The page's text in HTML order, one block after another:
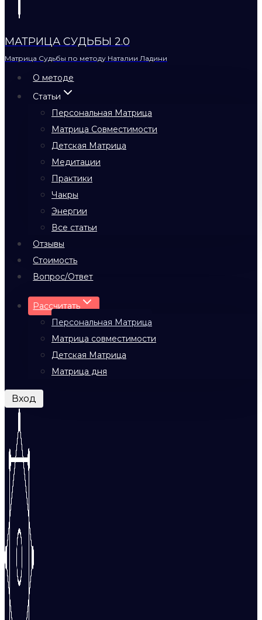
МАТРИЦА СУДЬБЫ 2.0
Матрица Судьбы по методу Наталии Ладини
О методе
Статьи
Персональная Матрица
Матрица Совместимости
Детская Матрица
Медитации
Практики
Чакры
Энергии
Все статьи
Отзывы
Стоимость
Вопрос/Ответ
Рассчитать
Персональная Матрица
Матрица совместимости
Детская Матрица
Матрица дня
Вход